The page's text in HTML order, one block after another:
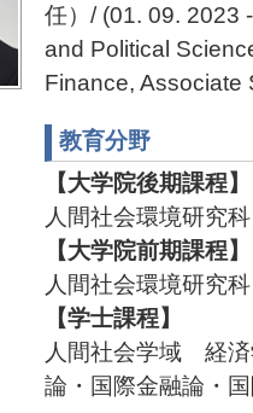
任）/ (01. 09. 2023
and Political
Finance, Associate
教育分野
【大学院後期課程】
人間社会環境研究
【大学院前期課程】
人間社会環境研究
【学士課程】
人間社会学域 経
論・国際金融論・